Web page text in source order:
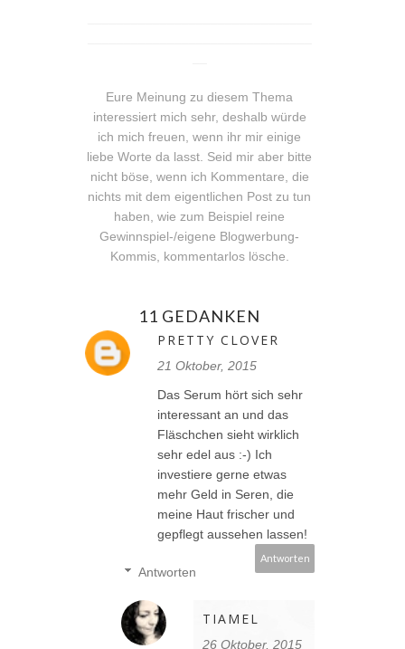
Eure Meinung zu diesem Thema
interessiert mich sehr, deshalb würde
ich mich freuen, wenn ihr mir einige
liebe Worte da lasst. Seid mir aber bitte
nicht böse, wenn ich Kommentare, die
nichts mit dem eigentlichen Post zu tun
haben, wie zum Beispiel reine
Gewinnspiel-/eigene Blogwerbung-
Kommis, kommentarlos lösche.
11 GEDANKEN
PRETTY CLOVER
21 Oktober, 2015
Das Serum hört sich sehr
interessant an und das
Fläschchen sieht wirklich
sehr edel aus :-) Ich
investiere gerne etwas
mehr Geld in Seren, die
meine Haut frischer und
gepflegt aussehen lassen!
Antworten
Antworten
TIAMEL
26 Oktober, 2015